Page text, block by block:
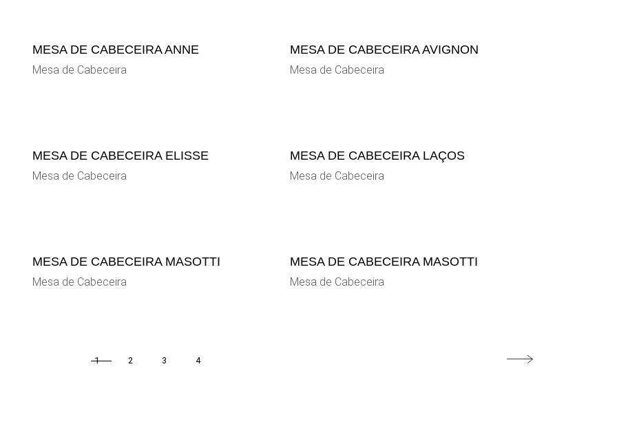
MESA DE CABECEIRA ANNE
Mesa de Cabeceira
MESA DE CABECEIRA AVIGNON
Mesa de Cabeceira
MESA DE CABECEIRA ELISSE
Mesa de Cabeceira
MESA DE CABECEIRA LAÇOS
Mesa de Cabeceira
MESA DE CABECEIRA MASOTTI
Mesa de Cabeceira
MESA DE CABECEIRA MASOTTI
Mesa de Cabeceira
1 2 3 4